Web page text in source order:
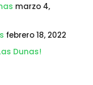
marzo 4,
febrero 18, 2022
Dunas!